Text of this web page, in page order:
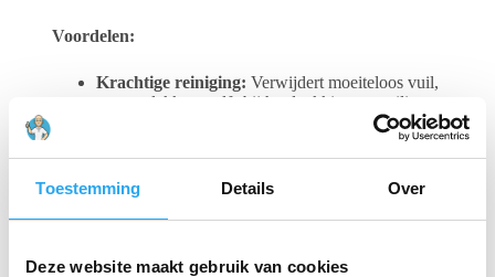
Toestemming Details Over
Deze website maakt gebruik van cookies
Voordelen:
Krachtige reiniging: Verwijdert moeiteloos vuil,
vet en vlekken, zelfs bij hardnekkige vervuiling.
Respecteert de
gezondheid en veiligheid van het
schoonmaakpersoneel.
Veelzijdig:
intensieve reiniging, reiniging vóór oplevering en
Aangename geur:Laat een frisse geur achter na